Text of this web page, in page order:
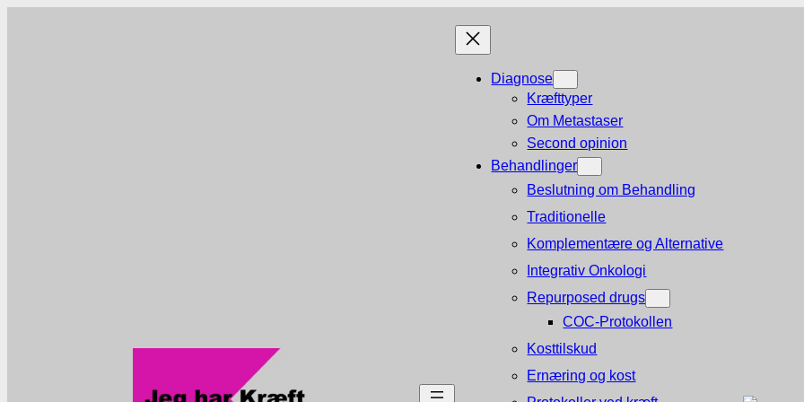
Diagnose
Kræfttyper
Om Metastaser
Second opinion
Behandlinger
Beslutning om Behandling
Traditionelle
Komplementære og Alternative
Integrativ Onkologi
Repurposed drugs
COC-Protokollen
Kosttilskud
Ernæring og kost